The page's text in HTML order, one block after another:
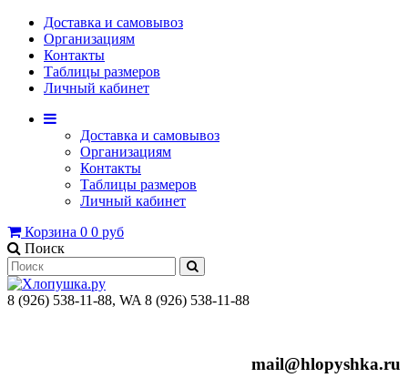
Доставка и самовывоз
Организациям
Контакты
Таблицы размеров
Личный кабинет
Доставка и самовывоз
Организациям
Контакты
Таблицы размеров
Личный кабинет
Корзина 0 0 руб
Поиск
8 (926) 538-11-88, WA 8 (926) 538-11-88
mail@hlopyshka.ru